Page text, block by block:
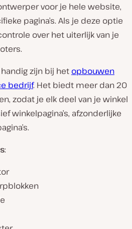
voor je hele website,
pagina’s. Als je deze optie
over het uiterlijk van je
zijn bij het opbouwen
bedrijf. Het biedt meer dan 20
zodat je elk deel van je winkel
winkelpagina’s, afzonderlijke
: